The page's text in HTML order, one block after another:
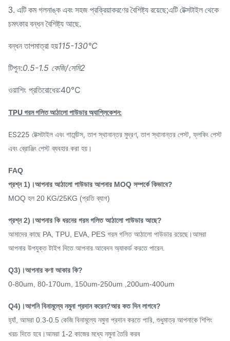
3. এটি কম গলনাঙ্ক এবং সহজ প্রক্রিয়াকরণের বৈশিষ্ট্য রয়েছে;এটি টেক্সটাইল থেকে
চমৎকার বন্ধন বৈশিষ্ট্য আছে.
বন্ধন তাপমাত্রা হয়115-130℃
টিপুন:0.5-1.5 কেজি/সেমি2
ওয়াশিং প্রতিরোধের:40℃
TPU গরম গলিত আঠালো পাউডার অ্যাপ্লিকেশন:
ES225 টেক্সটাইল এবং গার্মেন্টস, তাপ স্থানান্তর মুদ্রণ, তাপ স্থানান্তর পেস্ট, ফ্লকিং পেস্ট
এবং ব্রোঞ্জিং পেস্ট ব্যবহার করা হয়।
FAQ
প্রশ্ন 1)।আপনার আঠালো পাউডার আপনার MOQ সম্পর্কে কিভাবে?
MOQ হল 20 KG/25KG (প্রতি ব্যাগ)
প্রশ্ন 2)।আপনার কি ধরনের গরম গলিত আঠালো পাউডার আছে?
আমাদের কাছে PA, TPU, EVA, PES গরম গলিত আঠালো পাউডার রয়েছে।আমরা
আপনার উপযুক্ত টাইপ দিতে আপনার আবেদন অ্যাকর্ড করতে পারেন.
Q3)।আপনার কণা আকার কি?
0-80um, 80-170um, 150um-250um ,200um-400um
Q4)।আপনি বিনামূল্যে নমুনা প্রদান করেন?আর কত দিন লাগবে?
হ্যাঁ, আমরা 0.3-0.5 কেজি বিনামূল্যে নমুনা প্রদান করতে পারি, শুধুমাত্র আপনাকে শিপিং
খরচ দিতে হবে।আমরা 1-2 কাজের মধ্যে নমুনা তৈরি করব